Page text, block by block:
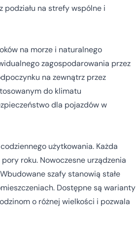
podziału na strefy wspólne i
na morze i naturalnego
zagospodarowania przez
na zewnątrz przez
do klimatu
dla pojazdów w
użytkowania. Każda
roku. Nowoczesne urządzenia
szafy stanowią stałe
Dostępne są warianty
o różnej wielkości i pozwala